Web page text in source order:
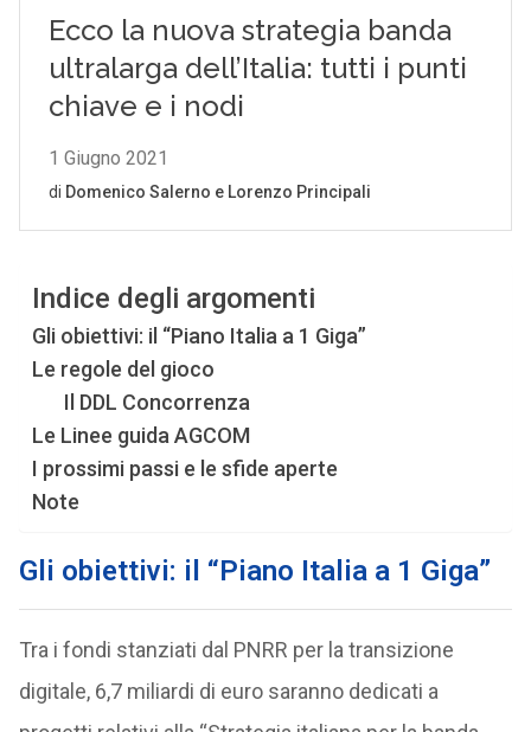
Indice degli argomenti
Gli obiettivi: il “Piano Italia a 1 Giga”
Le regole del gioco
Il DDL Concorrenza
Le Linee guida AGCOM
I prossimi passi e le sfide aperte
Note
Gli obiettivi: il “Piano Italia a 1 Giga”
Tra i fondi stanziati dal PNRR per la transizione
digitale, 6,7 miliardi di euro saranno dedicati a